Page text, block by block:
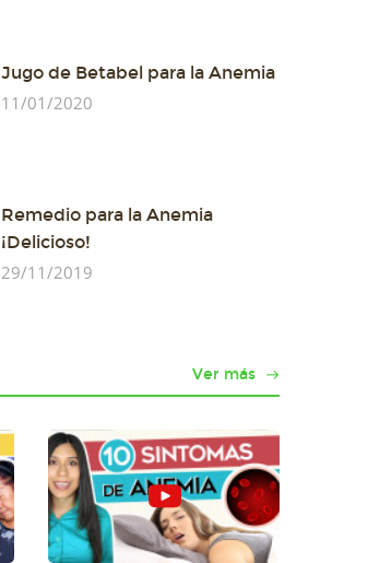
Jugo de Betabel para la Anemia
11/01/2020
Remedio para la Anemia
¡Delicioso!
29/11/2019
Ver más